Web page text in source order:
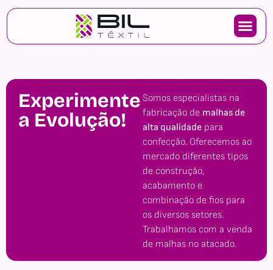
Experimente
a Evolução!
Somos especialistas na
fabricação de malhas de
alta qualidade para
confecção. Oferecemos ao
mercado diferentes tipos
de construção,
acabamento e
combinação de fios para
os diversos setores.
Trabalhamos com a venda
de malhas no atacado.